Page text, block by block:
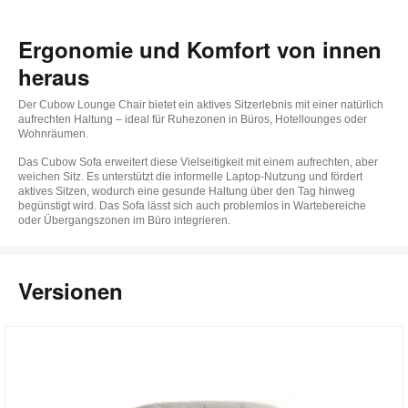
Ergonomie und Komfort von innen
heraus
Der Cubow Lounge Chair bietet ein aktives Sitzerlebnis mit einer natürlich
aufrechten Haltung – ideal für Ruhezonen in Büros, Hotellounges oder
Wohnräumen.
Das Cubow Sofa erweitert diese Vielseitigkeit mit einem aufrechten, aber
weichen Sitz. Es unterstützt die informelle Laptop-Nutzung und fördert
aktives Sitzen, wodurch eine gesunde Haltung über den Tag hinweg
begünstigt wird. Das Sofa lässt sich auch problemlos in Wartebereiche
oder Übergangszonen im Büro integrieren.
Versionen